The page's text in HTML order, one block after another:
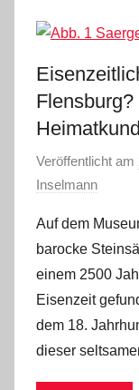
Veröffentlicht am
Inselmann
Auf dem
barocke
einem 2500
Eisenzeit
dem 18.
dieser